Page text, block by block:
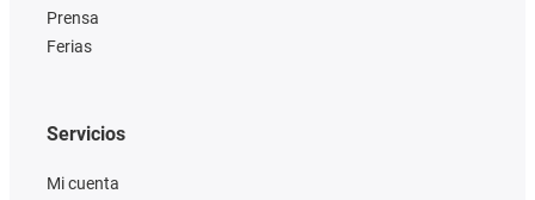
Prensa
Ferias
Servicios
Mi cuenta